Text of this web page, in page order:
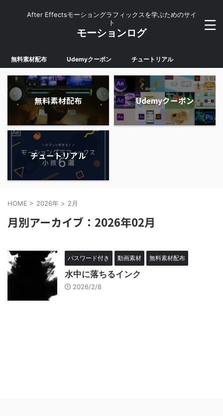
After Effectsモーショングラフィックスを学ぶためのサイ
ト
モーションログ
無料素材配布 Udemyクーポン チュートリアル
無料素材配布 Udemyクーポン
チュートリアル
HOME > 2026年 > 2月
月別アーカイブ：2026年02月
パスワード付き 動画素材 無料素材配布
水中に落ちるインク
2026/2/8